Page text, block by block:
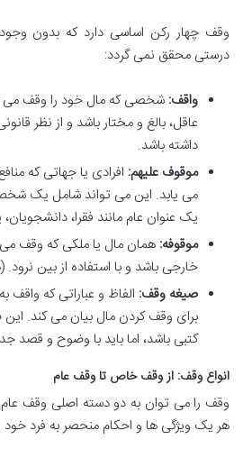
وقف چهار رکن اساسی دارد که بدون
درستی محقق نمی گردد:
واقف: شخصی که مال خود را وقف می
عاقل، بالغ و مختار باشد و از نظر
داشته باشد.
موقوف علیهم: افرادی یا جهاتی که
می یابد. این می تواند شامل یک
یک عنوان عام مانند فقرا، دانشجویان،
موقوفه: همان مال یا ملکی که وقف
خارجی باشد و با استفاده از بین نرود.
صیغه وقف: الفاظ و عباراتی که
برای وقف کردن مال بیان می کند.
کتبی باشد، اما باید با وضوح و قصد
انواع وقف: از وقف خاص تا وقف عام
وقف را می توان به دو دسته اصلی وقف
هر یک ویژگی ها و احکام منحصر به فرد خود